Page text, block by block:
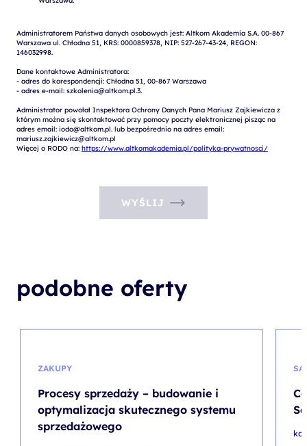
Administratorem Państwa danych osobowych jest: Altkom Akademia S.A. 00-867
Warszawa ul. Chłodna 51, KRS: 0000859378, NIP: 527-267-43-24, REGON:
146032998.
Dane kontaktowe Administratora:
- adres do korespondencji: Chłodna 51, 00-867 Warszawa
- adres e-mail: szkolenia@altkom.pl.3.
Administrator powołał Inspektora Ochrony Danych Pana Mariusz Zajkiewicza z
którym można się skontaktować przy pomocy poczty elektronicznej pisząc na
adres email: iodo@altkom.pl. lub bezpośrednio na adres email:
mariusz.zajkiewicz@altkom.pl
Więcej o RODO na: https://www.altkomakademia.pl/polityka-prywatnosci/
WYŚLIJ
podobne oferty
ZAKUPY
Procesy sprzedaży – budowanie i
optymalizacja skutecznego systemu
sprzedażowego